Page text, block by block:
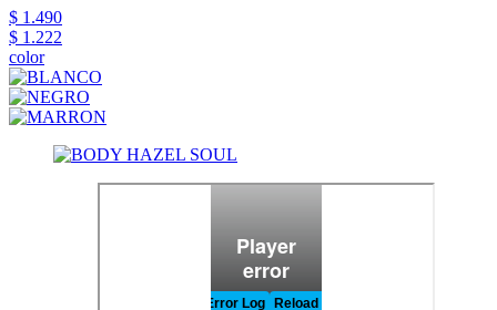
$ 1.490
$ 1.222
color